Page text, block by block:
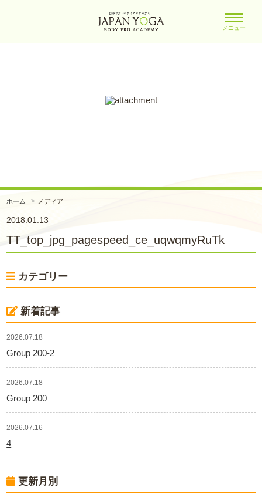
メニュー
ホーム メディア
2018.01.13
TT_top_jpg_pagespeed_ce_uqwqmyRuTk
カテゴリー
新着記事
2026.07.18
Group 200-2
2026.07.18
Group 200
2026.07.16
4
更新月別